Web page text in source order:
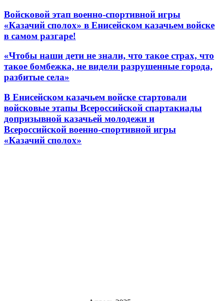
Войсковой этап военно-спортивной игры
«Казачий сполох» в Енисейском казачьем войске
в самом разгаре!
«Чтобы наши дети не знали, что такое страх, что
такое бомбежка, не видели разрушенные города,
разбитые села»
В Енисейском казачьем войске стартовали
войсковые этапы Всероссийской спартакиады
допризывной казачьей молодежи и
Всероссийской военно-спортивной игры
«Казачий сполох»